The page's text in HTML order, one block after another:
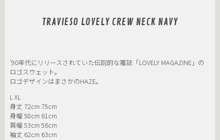
TRAVIESO LOVELY CREW NECK NAVY
’90年代にリリースされていた伝説的な雑誌「LOVELY MAGAZINE」の
ロゴスウェット。
ロゴデザインはまさかのHAZE。
L XL
身丈 72cm 75cm
身幅 58cm 61cm
肩幅 53cm 56cm
袖丈 62cm 63cm